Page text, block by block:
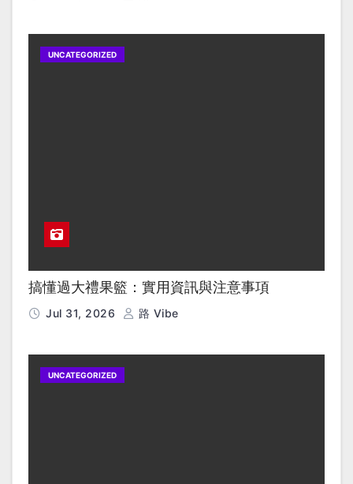
UNCATEGORIZED
搞懂過大禮果籃：實用資訊與注意事項
Jul 31, 2026 路 Vibe
UNCATEGORIZED